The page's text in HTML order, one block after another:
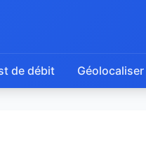
de débit Géolocaliser